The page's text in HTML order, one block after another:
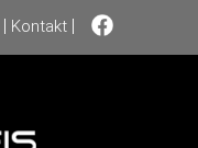
| Kontakt |